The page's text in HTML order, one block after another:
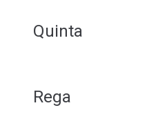
Quinta
Rega